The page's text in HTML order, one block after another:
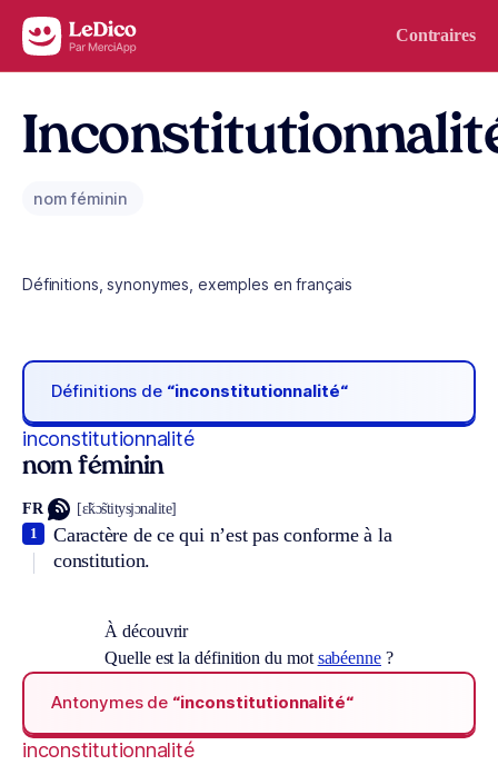
Aller au contenu Contraires
nom féminin
Définitions, synonymes, exemples en français
Définitions de “inconstitutionnalité“
inconstitutionnalité
nom féminin
FR [ɛ̃kɔ̃stitysjɔnalite]
Caractère de ce qui n’est pas conforme à la
constitution.
1
À découvrir
Quelle est la définition du mot sabéenne?
Antonymes de “inconstitutionnalité“
inconstitutionnalité